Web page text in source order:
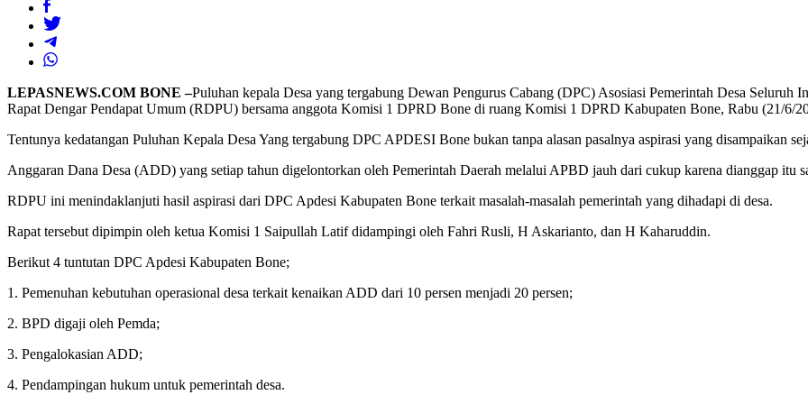
LEPASNEWS.COM BONE –Puluhan kepala Desa yang tergabung Dewan Pengurus Cabang (DPC) Asosiasi Pemerintah Desa Seluruh
Rapat Dengar Pendapat Umum (RDPU) bersama anggota Komisi 1 DPRD Bone di ruang Komisi 1 DPRD Kabupaten Bone, Rabu (21/6/
Tentunya kedatangan Puluhan Kepala Desa Yang tergabung DPC APDESI Bone bukan tanpa alasan pasalnya aspirasi yang disampaikan
Anggaran Dana Desa (ADD) yang setiap tahun digelontorkan oleh Pemerintah Daerah melalui APBD jauh dari cukup karena dianggap itu
RDPU ini menindaklanjuti hasil aspirasi dari DPC Apdesi Kabupaten Bone terkait masalah-masalah pemerintah yang dihadapi di desa.
Rapat tersebut dipimpin oleh ketua Komisi 1 Saipullah Latif didampingi oleh Fahri Rusli, H Askarianto, dan H Kaharuddin.
Berikut 4 tuntutan DPC Apdesi Kabupaten Bone;
1. Pemenuhan kebutuhan operasional desa terkait kenaikan ADD dari 10 persen menjadi 20 persen;
2. BPD digaji oleh Pemda;
3. Pengalokasian ADD;
4. Pendampingan hukum untuk pemerintah desa.